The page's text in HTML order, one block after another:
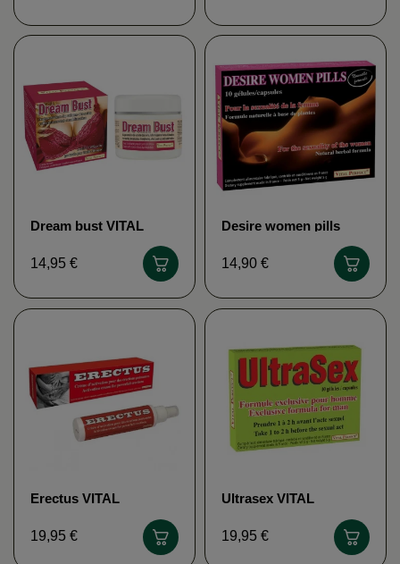
Dream bust VITAL
14,95 €
Desire women pills
14,90 €
Erectus VITAL
19,95 €
Ultrasex VITAL
19,95 €